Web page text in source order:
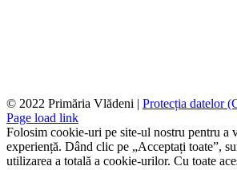
© 2022 Primăria Vlădeni | Protecția datelor
Page load link
Folosim cookie-uri pe site-ul nostru pentru a
experiență. Dând clic pe „Acceptați toate”,
utilizarea a totală a cookie-urilor. Cu toate